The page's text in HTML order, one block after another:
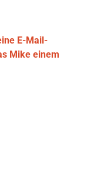
E-Mail-
Mike einem